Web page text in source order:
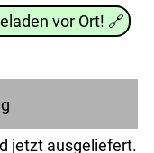
vor Ort! 🔗
jetzt ausgeliefert.